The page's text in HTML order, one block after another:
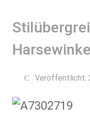
Veröffentlicht: